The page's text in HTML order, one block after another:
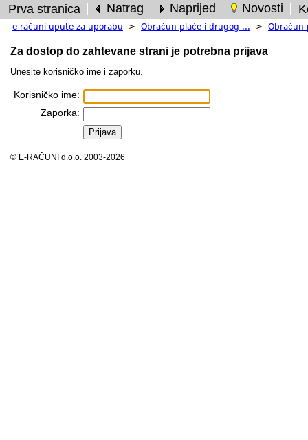
Prva stranica Natrag Naprijed Novosti
e-računi upute za uporabu > Obračun plaće i drugog ... > Obračun
Za dostop do zahtevane strani je potrebna prijava
Unesite korisničko ime i zaporku.
Korisničko ime:
Zaporka:
---
© E-RAČUNI d.o.o. 2003-2026